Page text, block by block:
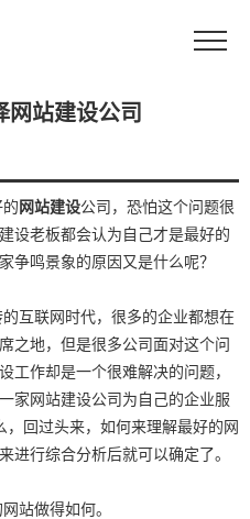
网站建设公司
网站建设公司，恐怕这个问题很
设老板都会认为自己才是最好的
争鸣景象的原因又是什么呢？
互联网时代，很多的企业都想在
之地，但是很多公司面对这个问
工作却是一个很难解决的问题，
家网站建设公司为自己的企业服
回过头来，如何来理解最好的网
进行综合分析后就可以确定了。
站做得如何。